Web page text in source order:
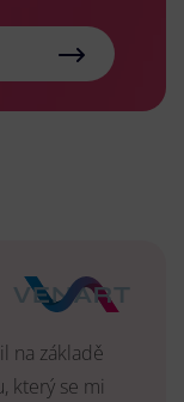
na základě
který se mi